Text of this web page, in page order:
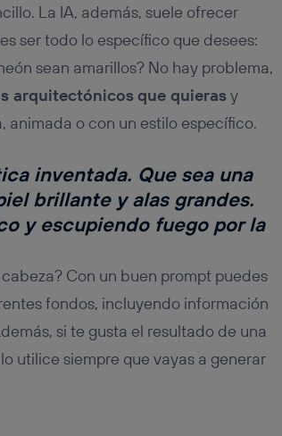
La IA, además, suele ofrecer
ser todo lo específico que desees:
sean amarillos? No hay problema,
arquitectónicosque quierasy
o con un estilo específico.
inventada. Que sea una
brillante y alas grandes.
y escupiendo fuego por la
Con un buen prompt puedes
fondos, incluyendo información
si te gusta el resultado de una
utilice siempre que vayas a generar